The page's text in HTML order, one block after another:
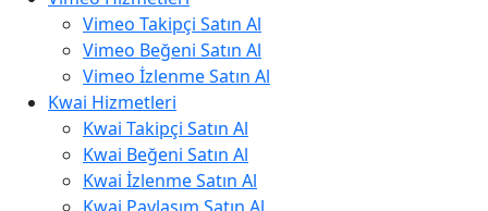
Vimeo Takipçi Satın Al
Vimeo Beğeni Satın Al
Vimeo İzlenme Satın Al
Kwai Hizmetleri
Kwai Takipçi Satın Al
Kwai Beğeni Satın Al
Kwai İzlenme Satın Al